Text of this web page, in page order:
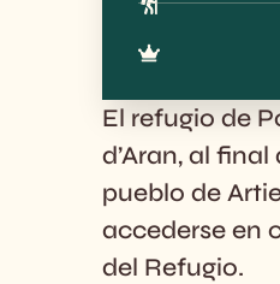
El refugio de
d’Aran, al
pueblo de
accederse en
del Refugio.